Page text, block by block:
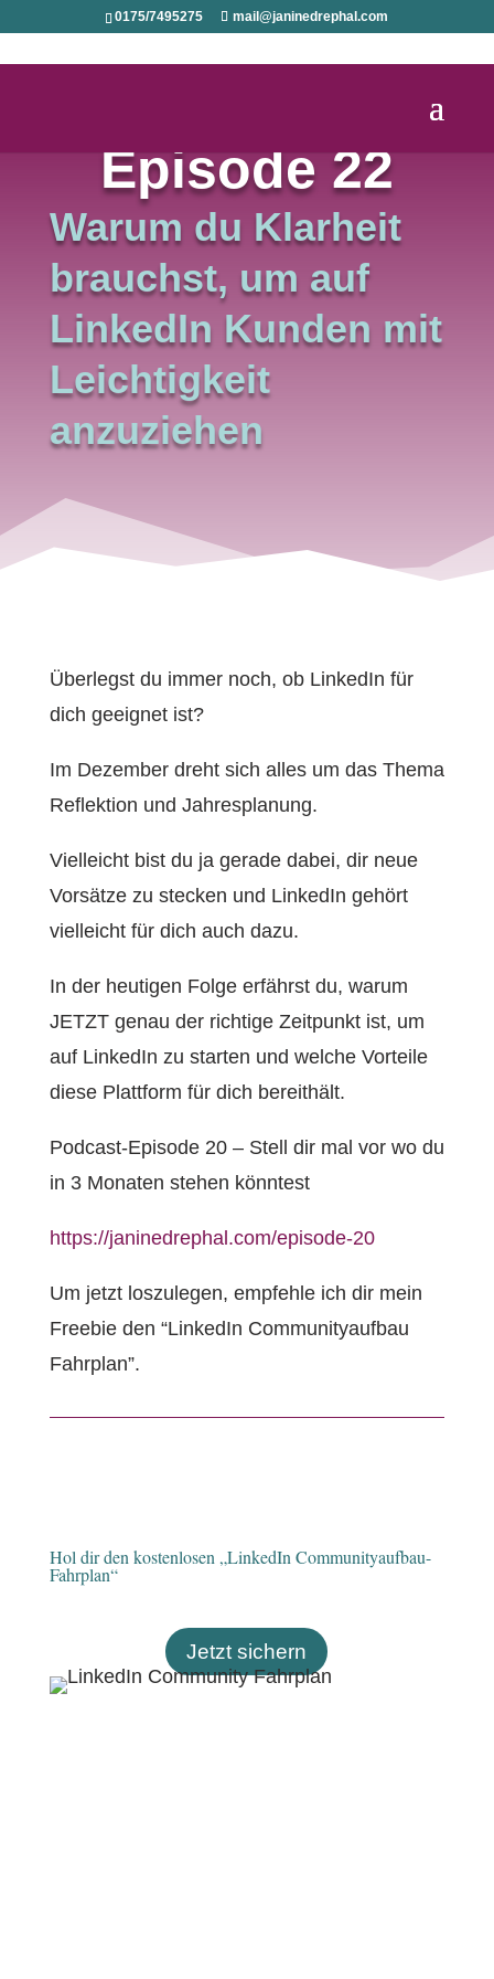
0175/7495275 mail@janinedrephal.com
Episode 22
Warum du Klarheit
brauchst, um auf
LinkedIn Kunden mit
Leichtigkeit
anzuziehen
Überlegst du immer noch, ob LinkedIn für
dich geeignet ist?
Im Dezember dreht sich alles um das Thema
Reflektion und Jahresplanung.
Vielleicht bist du ja gerade dabei, dir neue
Vorsätze zu stecken und LinkedIn gehört
vielleicht für dich auch dazu.
In der heutigen Folge erfährst du, warum
JETZT genau der richtige Zeitpunkt ist, um
auf LinkedIn zu starten und welche Vorteile
diese Plattform für dich bereithält.
Podcast-Episode 20 – Stell dir mal vor wo du
in 3 Monaten stehen könntest
https://janinedrephal.com/episode-20
Um jetzt loszulegen, empfehle ich dir mein
Freebie den “LinkedIn Communityaufbau
Fahrplan”.
Hol dir den kostenlosen „LinkedIn Communityaufbau-
Fahrplan“
Jetzt sichern